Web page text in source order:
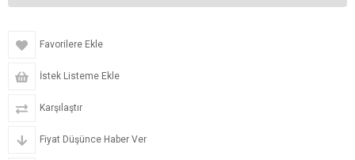
Favorilere Ekle
İstek Listeme Ekle
Karşılaştır
Fiyat Düşünce Haber Ver